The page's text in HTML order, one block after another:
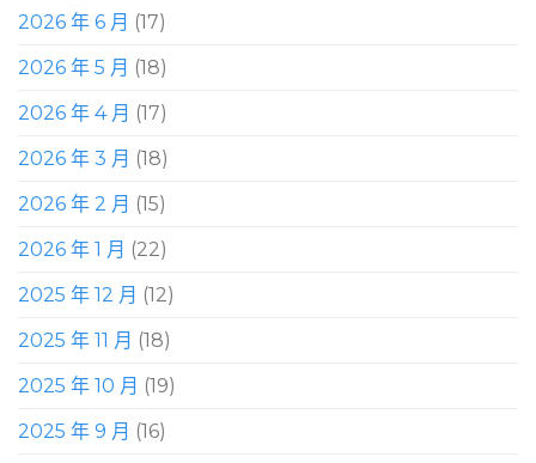
2026 年 6 月 (17)
2026 年 5 月 (18)
2026 年 4 月 (17)
2026 年 3 月 (18)
2026 年 2 月 (15)
2026 年 1 月 (22)
2025 年 12 月 (12)
2025 年 11 月 (18)
2025 年 10 月 (19)
2025 年 9 月 (16)